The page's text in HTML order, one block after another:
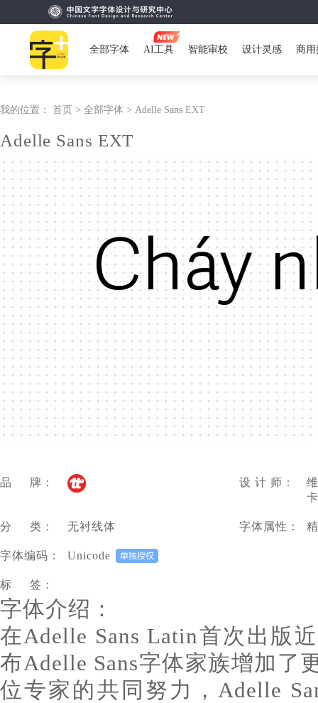
全部字体 AI工具 智能审校 设计灵感 商用
我的位置： 首页 > 全部字体 > Adelle Sans EXT
Adelle Sans EXT
Cháy
品 牌： 设 计 师：
分 类： 无衬线体 字体属性：
字体编码： Unicode
标 签：
字体介绍：
在Adelle Sans Latin首次出版
布Adelle Sans字体家族增加了
位专家的共同努力，Adelle